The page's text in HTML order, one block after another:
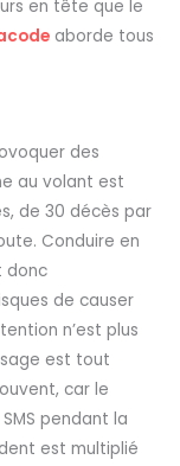
en tête que le
aborde tous
des
au volant est
de 30 décès par
Conduire en
donc
de causer
n’est plus
est tout
car le
pendant la
est multiplié